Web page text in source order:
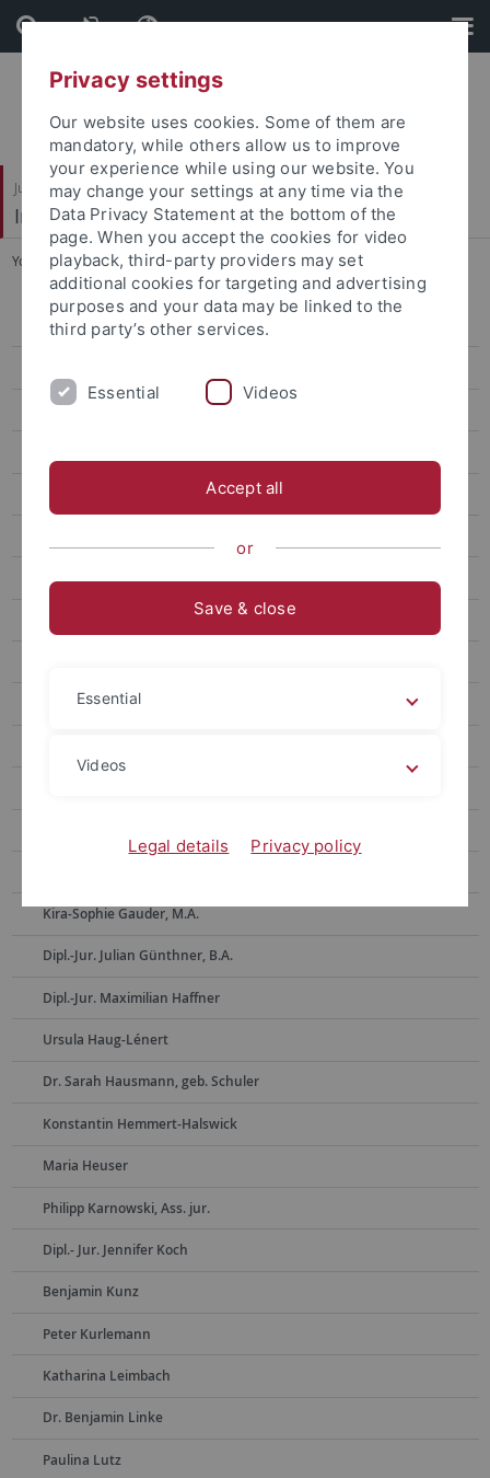
Skip
to
content
Skip
to
footer
Juristische Fakultät
Institut für Kriminologie
You are here: Startseite ... Bernadette Schaffer
Wissenschaft
Gäste
Dr. Barbara Bergmann
Dr. Klaus Bott
Kira-Sophie Gauder, M.A.
Dipl.-Jur. Julian Günthner, B.A.
Dipl.-Jur. Maximilian Haffner
Ursula Haug-Lénert
Dr. Sarah Hausmann, geb. Schuler
Konstantin Hemmert-Halswick
Maria Heuser
Philipp Karnowski, Ass. jur.
Dipl.- Jur. Jennifer Koch
Benjamin Kunz
Peter Kurlemann
Katharina Leimbach
Dr. Benjamin Linke
Paulina Lutz
Privacy settings
Our website uses cookies. Some of them are
mandatory, while others allow us to improve
your experience while using our website. You
may change your settings at any time via the
Data Privacy Statement at the bottom of the
page. When you accept the cookies for video
playback, third-party providers may set
additional cookies for targeting and advertising
purposes and your data may be linked to the
third party’s other services.
Essential Videos
Accept all
or
Save & close
Essential
Videos
Legal details Privacy policy